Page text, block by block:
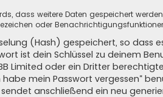
dass weitere Daten gespeichert
oder
(Hash) gespeichert, so
ist dein Schlüssel zu deinem
Limited oder ein Dritter
habe mein Passwort vergessen“
anschließend ein neu